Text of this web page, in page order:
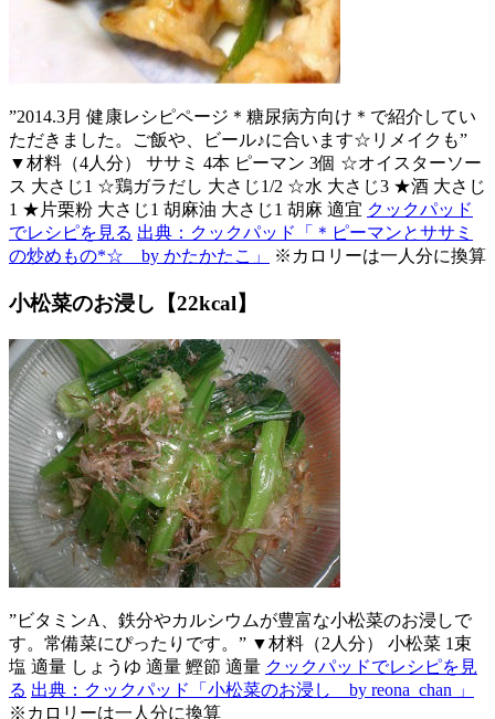
”2014.3月 健康レシピページ＊糖尿病方向け＊で紹介してい
ただきました。ご飯や、ビール♪に合います☆リメイクも”
▼材料（4人分） ササミ 4本 ピーマン 3個 ☆オイスターソー
ス 大さじ1 ☆鶏ガラだし 大さじ1/2 ☆水 大さじ3 ★酒 大さじ
1 ★片栗粉 大さじ1 胡麻油 大さじ1 胡麻 適宜 クックパッド
でレシピを見る 出典：クックパッド「＊ピーマンとササミ
の炒めもの*☆ by かたかたこ」
※カロリーは一人分に換算
小松菜のお浸し【22kcal】
”ビタミンA、鉄分やカルシウムが豊富な小松菜のお浸しで
す。常備菜にぴったりです。” ▼材料（2人分） 小松菜 1束
塩 適量 しょうゆ 適量 鰹節 適量 クックパッドでレシピを見
る 出典：クックパッド「小松菜のお浸し by reona_chan 」
※カロリーは一人分に換算